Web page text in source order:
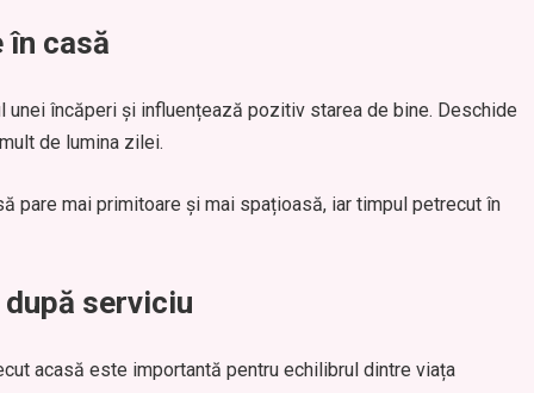
în casă
încăperi și influențează pozitiv starea de bine. Deschide
de lumina zilei.
pare mai primitoare și mai spațioasă, iar timpul petrecut în
serviciu
acasă este importantă pentru echilibrul dintre viața